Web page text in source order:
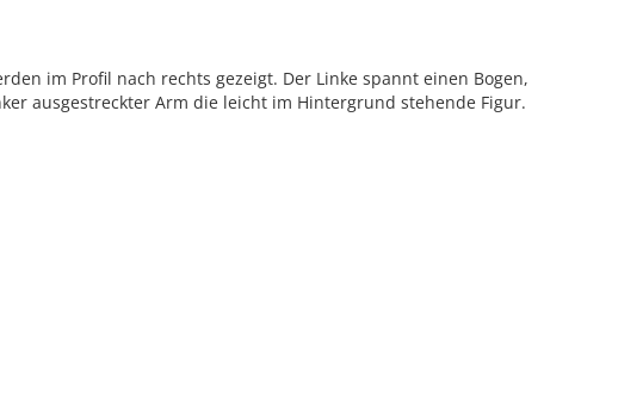
im Profil nach rechts gezeigt. Der Linke spannt einen Bogen,
ausgestreckter Arm die leicht im Hintergrund stehende Figur.